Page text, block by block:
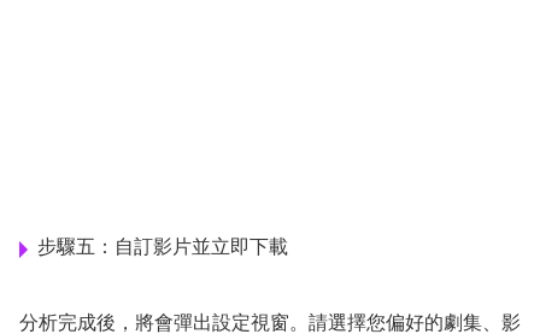
步驟五：自訂影片並立即下載
分析完成後，將會彈出設定視窗。請選擇您偏好的劇集、影